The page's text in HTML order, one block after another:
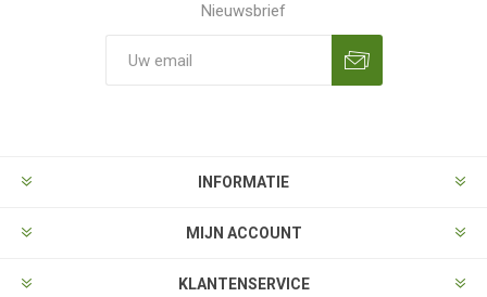
Nieuwsbrief
INFORMATIE
MIJN ACCOUNT
KLANTENSERVICE